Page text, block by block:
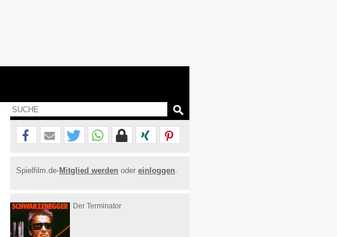
Spielfilm.de-Mitglied werden oder einloggen.
Der Terminator